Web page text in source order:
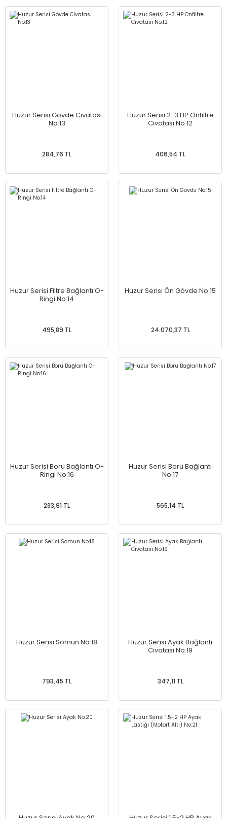
Huzur Serisi Gövde Civatası
No:13
284,76 TL
Huzur Serisi 2-3 HP Önfiltre
Civatası No:12
406,54 TL
Huzur Serisi Filtre Bağlantı O-
Ringi No:14
495,89 TL
Huzur Serisi Ön Gövde No:15
24.070,37 TL
Huzur Serisi Boru Bağlantı O-
Ringi No:16
233,91 TL
Huzur Serisi Boru Bağlantı
No:17
565,14 TL
Huzur Serisi Somun No:18
793,45 TL
Huzur Serisi Ayak Bağlantı
Civatası No:19
347,11 TL